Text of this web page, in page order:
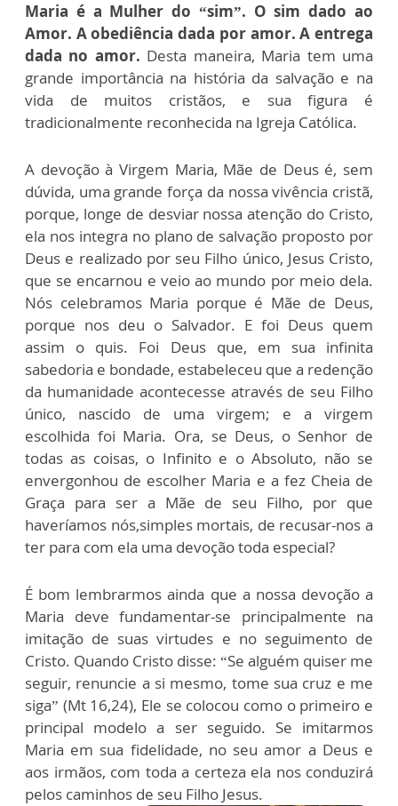
Maria é a Mulher do “sim”. O sim dado ao
Amor. A obediência dada por amor. A entrega
dada no amor. Desta maneira, Maria tem uma
grande importância na história da salvação e na
vida de muitos cristãos, e sua figura é
tradicionalmente reconhecida na Igreja Católica.
A devoção à Virgem Maria, Mãe de Deus é, sem
dúvida, uma grande força da nossa vivência cristã,
porque, longe de desviar nossa atenção do Cristo,
ela nos integra no plano de salvação proposto por
Deus e realizado por seu Filho único, Jesus Cristo,
que se encarnou e veio ao mundo por meio dela.
Nós celebramos Maria porque é Mãe de Deus,
porque nos deu o Salvador. E foi Deus quem
assim o quis. Foi Deus que, em sua infinita
sabedoria e bondade, estabeleceu que a redenção
da humanidade acontecesse através de seu Filho
único, nascido de uma virgem; e a virgem
escolhida foi Maria. Ora, se Deus, o Senhor de
todas as coisas, o Infinito e o Absoluto, não se
envergonhou de escolher Maria e a fez Cheia de
Graça para ser a Mãe de seu Filho, por que
haveríamos nós,simples mortais, de recusar-nos a
ter para com ela uma devoção toda especial?
É bom lembrarmos ainda que a nossa devoção a
Maria deve fundamentar-se principalmente na
imitação de suas virtudes e no seguimento de
Cristo. Quando Cristo disse: “Se alguém quiser me
seguir, renuncie a si mesmo, tome sua cruz e me
siga” (Mt 16,24), Ele se colocou como o primeiro e
principal modelo a ser seguido. Se imitarmos
Maria em sua fidelidade, no seu amor a Deus e
aos irmãos, com toda a certeza ela nos conduzirá
pelos caminhos de seu Filho Jesus.